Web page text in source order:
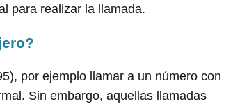
para realizar la llamada.
por ejemplo llamar a un número con
Sin embargo, aquellas llamadas